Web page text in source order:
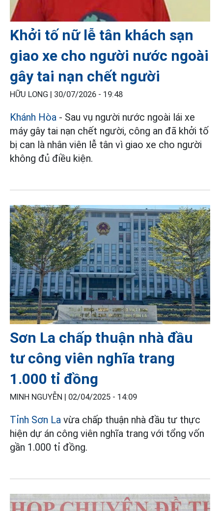
Khởi tố nữ lễ tân khách sạn
giao xe cho người nước ngoài
gây tai nạn chết người
HỮU LONG | 30/07/2026 - 19:48
Khánh Hòa - Sau vụ người nước ngoài lái xe
máy gây tai nạn chết người, công an đã khởi tố
bị can là nhân viên lễ tân vì giao xe cho người
không đủ điều kiện.
Sơn La chấp thuận nhà đầu
tư công viên nghĩa trang
1.000 tỉ đồng
MINH NGUYỄN | 02/04/2025 - 14:09
Tỉnh Sơn La vừa chấp thuận nhà đầu tư thực
hiện dự án công viên nghĩa trang với tổng vốn
gần 1.000 tỉ đồng.